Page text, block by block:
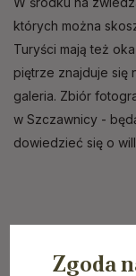
których można
Turyści mają też
piętrze znajduje się
galeria. Zbiór
w Szczawnicy -
dowiedzieć się o
Zgoda